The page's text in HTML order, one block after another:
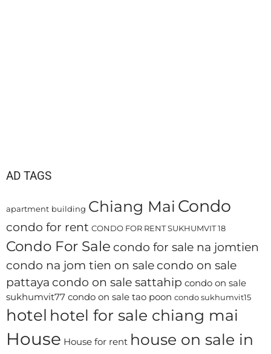
AD TAGS
apartment building Chiang Mai Condo
condo for rent CONDO FOR RENT SUKHUMVIT 18
Condo For Sale condo for sale na jomtien
condo na jom tien on sale condo on sale
pattaya condo on sale sattahip condo on sale
sukhumvit77 condo on sale tao poon condo sukhumvit15
hotel hotel for sale chiang mai
House House for rent house on sale in